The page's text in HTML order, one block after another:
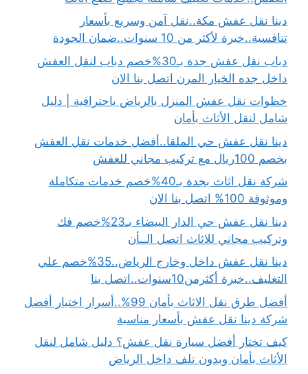
دينا نقل عفش مكة..نقل آمن وسريع بأسعار
تنافسية..خبرة لأكثر من 10 سنوات..ضمان الجودة
دباب نقل عفش جدة بـ30%خصم دباب لنقل العفش
داخل جده الخيار المرن اتصل بنا الان
خطوات نقل عفش المنزل بالرياض باحترافية | دليل
شامل لنقل الأثاث بأمان
دينا نقل عفش حي الملقا..أفضل خدمات نقل العفش
بخصم 100ريال مع تركيب مجاني للعفش
شركة نقل اثاث بجدة بـ40%خصم خدمات متكاملة
وموثوقة 100% اتصل بنا الان
دينا نقل عفش حي الدار البيضاء بـ23%خصم فك
وتركيب مجاني للاثاث اتصل الــأن
دينا نقل عفش داخل وخارج الرياض..35%خصم علي
التغليف..خبرة أكثرمن10سنوات..اتصل بنا
أفضل طرق نقل الاثاث بأمان 99%..أسرار اختيار أفضل
شركة دينا نقل عفش بأسعار مناسبة
كيف تختار أفضل سيارة نقل عفش؟ دليل شامل لنقل
الأثاث بأمان وبدون تلف داخل الرياض